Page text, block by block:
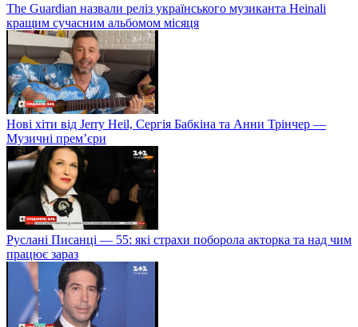
The Guardian назвали реліз українського музиканта Heinali
кращим сучасним альбомом місяця
Нові хіти від Jerry Heil, Сергія Бабкіна та Анни Трінчер —
Музичні прем’єри
Руслані Писанці — 55: які страхи поборола акторка та над чим
працює зараз